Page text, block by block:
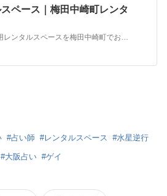
ペース｜梅田中崎町レンタ
【1時間980円】占い師専用レンタルスペースを梅田中崎町でお探しなら占い師専用レンタルスペース・レンタル占いサロン侑詩徹占へ！梅田中崎町の占い師向けレンタルスペース
#占い師 #レンタルスペース #水星逆行
#大阪占い #ゲイ